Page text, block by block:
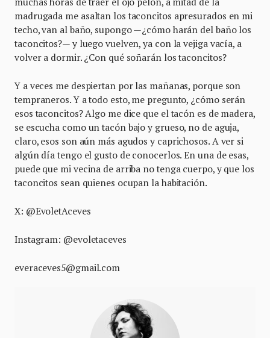
madrugada me asaltan los taconcitos apresurados en mi
techo, van al baño, supongo —¿cómo harán del baño los
taconcitos?— y luego vuelven, ya con la vejiga vacía, a
volver a dormir. ¿Con qué soñarán los taconcitos?
Y a veces me despiertan por las mañanas, porque son
tempraneros. Y a todo esto, me pregunto, ¿cómo serán
esos taconcitos? Algo me dice que el tacón es de madera,
se escucha como un tacón bajo y grueso, no de aguja,
claro, esos son aún más agudos y caprichosos. A ver si
algún día tengo el gusto de conocerlos. En una de esas,
puede que mi vecina de arriba no tenga cuerpo, y que los
taconcitos sean quienes ocupan la habitación.
X: @EvoletAceves
Instagram: @evoletaceves
everaceves5@gmail.com